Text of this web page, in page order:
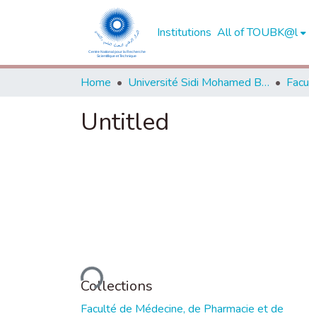
Institutions All of TOUBK@l
Home Université Sidi Mohamed Ben Abdellah de Fès
Untitled
Loading...
Collections
Faculté de Médecine, de Pharmacie et de